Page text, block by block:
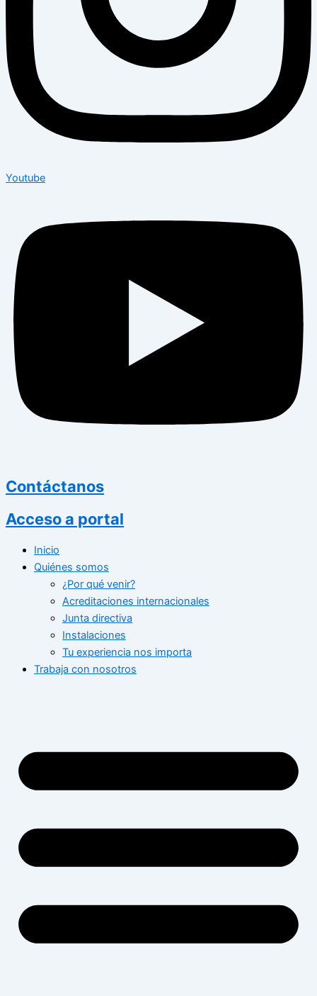
Youtube
Contáctanos
Acceso a portal
Inicio
Quiénes somos
¿Por qué venir?
Acreditaciones internacionales
Junta directiva
Instalaciones
Tu experiencia nos importa
Trabaja con nosotros